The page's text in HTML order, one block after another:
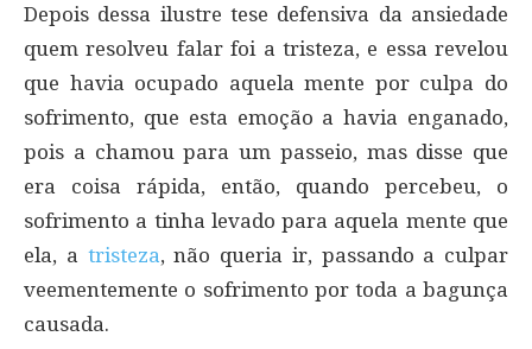
Depois dessa ilustre tese defensiva da ansiedade
quem resolveu falar foi a tristeza, e essa revelou
que havia ocupado aquela mente por culpa do
sofrimento, que esta emoção a havia enganado,
pois a chamou para um passeio, mas disse que
era coisa rápida, então, quando percebeu, o
sofrimento a tinha levado para aquela mente que
ela, a tristeza, não queria ir, passando a culpar
veementemente o sofrimento por toda a bagunça
causada.